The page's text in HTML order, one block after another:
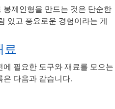
제인형을 만드는 것은 단순한
있고 풍요로운 경험이라는 게
료
필요한 도구와 재료를 모으는
다음과 같습니다.